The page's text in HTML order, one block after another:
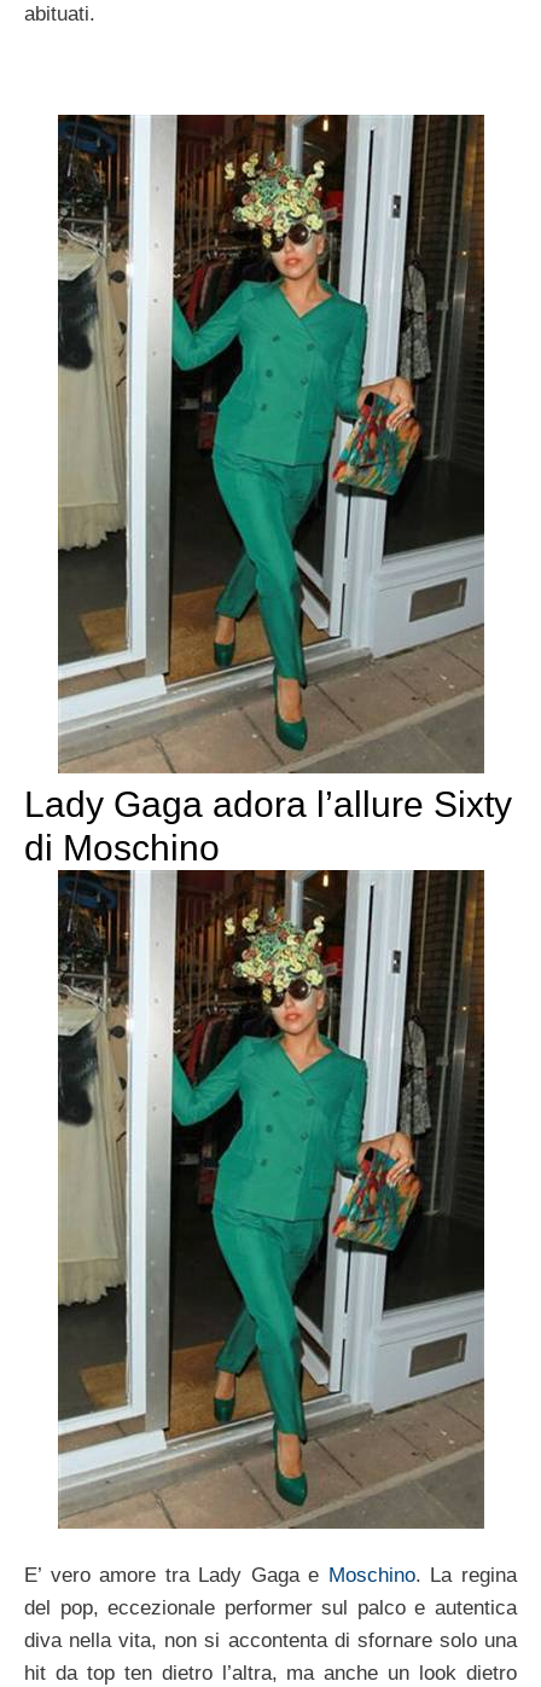
abituati.
Lady Gaga adora l’allure Sixty
di Moschino
E’ vero amore tra Lady Gaga e Moschino. La regina
del pop, eccezionale performer sul palco e autentica
diva nella vita, non si accontenta di sfornare solo una
hit da top ten dietro l’altra, ma anche un look dietro